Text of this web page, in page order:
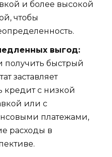
и более высокой
чтобы
выгод:
быстрый
заставляет
кредит с низкой
или с
платежами,
расходы в